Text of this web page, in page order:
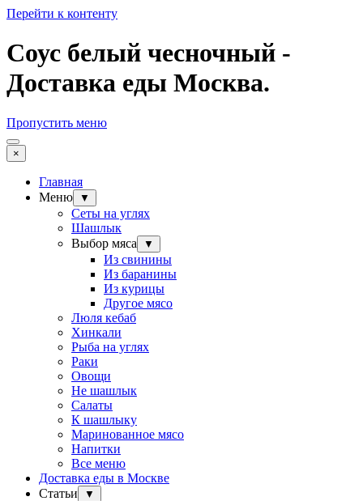
Перейти к контенту
Соус белый чесночный -
Доставка еды Москва.
Пропустить меню
×
Главная
Меню
▼
Сеты на углях
Шашлык
Выбор мяса
▼
Из свинины
Из баранины
Из курицы
Другое мясо
Люля кебаб
Хинкали
Рыба на углях
Раки
Овощи
Не шашлык
Салаты
К шашлыку
Маринованное мясо
Напитки
Все меню
Доставка еды в Москве
Статьи
▼